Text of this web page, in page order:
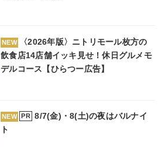
NEW
〈2026年版〉ニトリモール枚方の
飲食店14店舗イッキ見せ！休日グルメモ
デルコース【ひらつー広告】
NEW PR
8/7(金)・8(土)の夜はバルナイ
ト